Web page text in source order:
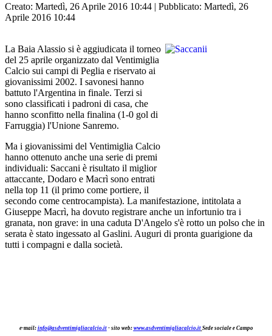
Creato: Martedì, 26 Aprile 2016 10:44 | Pubblicato: Martedì, 26
Aprile 2016 10:44
La Baia Alassio si è aggiudicata il torneo
del 25 aprile organizzato dal Ventimiglia
Calcio sui campi di Peglia e riservato ai
giovanissimi 2002. I savonesi hanno
battuto l'Argentina in finale. Terzi si
sono classificati i padroni di casa, che
hanno sconfitto nella finalina (1-0 gol di
Farruggia) l'Unione Sanremo.
Ma i giovanissimi del Ventimiglia Calcio
hanno ottenuto anche una serie di premi
individuali: Saccani è risultato il miglior
attaccante, Dodaro e Macrì sono entrati
nella top 11 (il primo come portiere, il
secondo come centrocampista). La manifestazione, intitolata a
Giuseppe Macrì, ha dovuto registrare anche un infortunio tra i
granata, non grave: in una caduta D'Angelo s'è rotto un polso che in
serata è stato ingessato al Gaslini. Auguri di pronta guarigione da
tutti i compagni e dalla società.
e-mail: info@asdventimigliacalcio.it- sito web: www.asdventimigliacalcio.it Sede sociale e Campo